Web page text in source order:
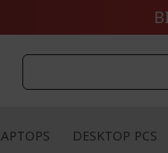
DESKTOP PCS